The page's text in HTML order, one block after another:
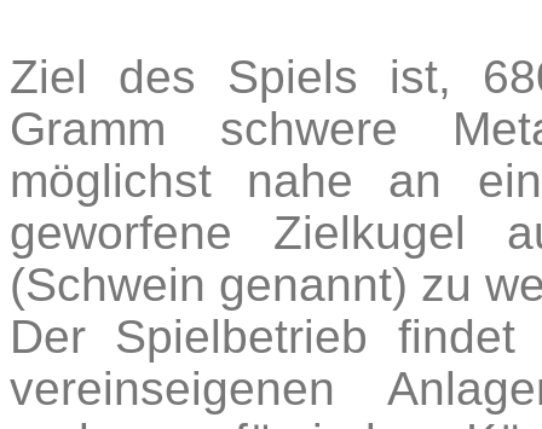
Ziel des Spiels ist,
Gramm schwere
möglichst nahe an
geworfene Zielkugel
(Schwein genannt) zu
Der Spielbetrieb
vereinseigenen